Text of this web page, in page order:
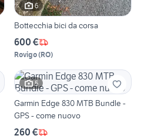
6
Bottecchia bici da corsa
600 €
Rovigo(RO)
5
Garmin Edge 830 MTB Bundle -
GPS - come nuovo
260 €